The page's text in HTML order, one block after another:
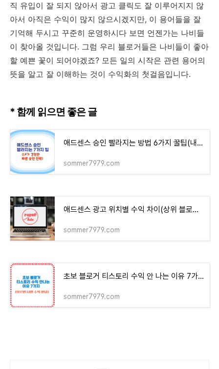
직 유입이 잘 되지 않아서 광고 클릭도 잘 이루어지지 않
아서 아직은 수익이 많지 않으시겠지만, 이 용어들을 잘
기억해 두시고 꾸준히 운영하시다 보면 언젠가는 나비들
이 찾아올 것입니다. 그럼 우리 블로거들은 나비들이 좋아
할 예쁜 꽃이 되어야겠죠? 모든 일의 시작은 관련 용어의
뜻을 알고 잘 이해하는 것이 수익화의 첫걸음입니다.
* 함께 읽으면 좋은 글
애드센스 승인 빨라지는 방법 6가지 꿀팁(내가 경험한 빠른 승인 전략)
sommer7979.com
애드센스 광고 위치별 수익 차이(상위 블로거들이 선택한 광고 배치 전략 예시)
sommer7979.com
초보 블로거 티스토리 수익 안 나는 이유 7가지(모르면 나만 수익 안 남)
sommer7979.com